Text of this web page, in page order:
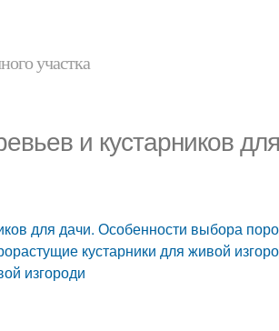
участка
и кустарников
для дачи. Особенности выбора
кустарники для живой
изгороди